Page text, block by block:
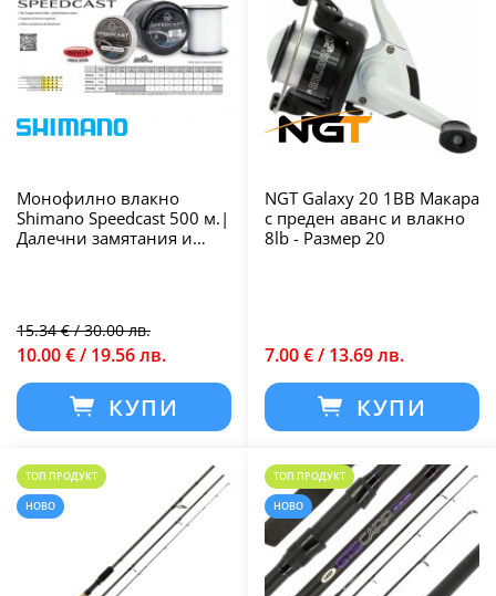
Монофилно влакно
Shimano Speedcast 500 м.|
Далечни замятания и
15.34 € / 30.00 лв.
10.00 € / 19.56 лв.
КУПИ
NGT Galaxy 20 1BB Макара
с преден аванс и влакно
8lb - Размер 20
7.00 € / 13.69 лв.
КУПИ
ТОП ПРОДУКТ
НОВО
ТОП ПРОДУКТ
НОВО